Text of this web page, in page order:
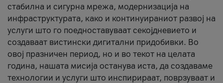
стабилна и сигурна мрежа, модернизација на
инфраструктурата, како и континуираниот развој на
услуги што го поедноставуваат секојдневието и
создаваат вистински дигитални придобивки. Во
овој празничен период, но и во текот на целата
година, нашата мисија останува иста, да создаваме
технологии и услуги што инспирираат, поврзуваат и